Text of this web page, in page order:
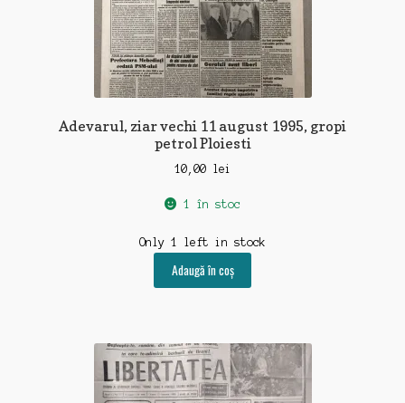
Adevarul, ziar vechi 11 august 1995, gropi
petrol Ploiesti
10,00 lei
1 în stoc
Only 1 left in stock
Adaugă în coș